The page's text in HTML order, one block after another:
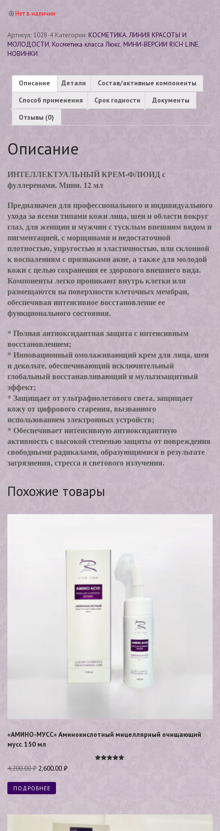
Нет в наличии
Артикул: 1028-4 Категории: КОСМЕТИКА. ЛИНИЯ КРАСОТЫ И
МОЛОДОСТИ Косметика класса Люкс МИНИ-ВЕРСИИ RICH LINE
НОВИНКИ
Описание Детали
Состав/активные компоненты
Способ применения
Срок годности
Документы
Отзывы (0)
Описание
ИНТЕЛЛЕКТУАЛЬНЫЙ КРЕМ-ФЛЮИД с
фуллеренами. Мини. 12 мл
Предназначен для профессионального и индивидуального
ухода за всеми типами кожи лица, шеи и области вокруг
глаз, для женщин и мужчин с тусклым внешним видом и
пигментацией, с морщинами и недостаточной
плотностью, упругостью и эластичностью, или склонной
к воспалениям с признаками акне, а также для молодой
кожи с целью сохранения ее здорового внешнего вида.
Компоненты легко проникают внутрь клетки или
размещаются на поверхности клеточных мембран,
обеспечивая интенсивное восстановление ее
функционального состояния.
* Полная антиоксидантная защита с интенсивным
восстановлением;
* Инновационный омолаживающий крем для лица, шеи
и декольте, обеспечивающий исключительный
глобальный восстанавливающий и мультизащитный
эффект;
* Защищает от ультрафиолетового света, защищает
кожу от цифрового старения, вызванного
использованием электронных устройств;
* Обеспечивает интенсивную антиоксидантную
активность с высокой степенью защиты от повреждения
свободными радикалами, образующимися в результате
загрязнения, стресса и светового излучения.
Похожие товары
«АМИНО-МУСС» Аминокислотный мицеллярный очищающий
мусс. 150 мл
4,200.00₽ 2,600.00 ₽
ПОДРОБНЕЕ